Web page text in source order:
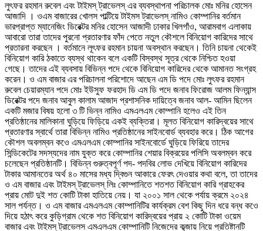
লুৎফর রহমান রুবেল এবং টাইমস্ ট্রাভেলস্ এর ব্যবস্থাপনা পরিচালক মোঃ মনির হোসেন
আজাদি । ওএম বাজারের খোলস পাল্টিয়ে টাইমস ট্রাভেলস্ নামিও কোম্পানির বর্তমান
ভারপ্রাপ্ত ম্যানেজিং ডিরেক্টর মনির হোসেন আজাদী ঢাকার খিলগাঁও, আরামবাগ এলাকায়
আবারো তারা তাদের পুরনো প্রতারণার ফাঁদ পেতে নতুল কৌশলে বিনিয়োগ কারিদের সাথে
প্রতারনা করছেন । বর্তমানে লূৎফর রহমান চায়না অবস্থান করছেন। তিনি চায়না থেকেই
বিনিয়োগ কারি ঠকাতে ব্যস্থ থাকেন বলে একটি বিস্বস্থ সূত্র থেকে নিশ্চিত হওয়া
গেছে। তাদের এই ব্যবসায় বিভিন্ন পদে থেকে বিনিয়োগ কারিদের থেকে আমানত সংগ্রহ
করেন। ও এম বাজার এর পরিচালনা পরিশোদে আছেন এম ডি পদে মোঃ লুৎফর রহমান
রুবেল চেয়ারম্যান পদে মোঃ ইউসুফ ফরহাদ ডি এম ডি পদে জনাব ফিরোজ আলম ফিন্যান্স
ডিরেক্টর পদে জনাব আবুল কালাম আজাদ প্রশাসনিক দায়িত্বে জনাব আল- আমিন ছিলেন
একটি মজার বিষয় হলো ৩ টি ভিন্ন নামিও এমএলএম কোম্পানি হলেও এই তিন
প্রতিষ্ঠানের মালিকানা ঘুড়িয়ে ফিড়িয়ে একই ব্যক্তিরা। মূলত বিনিয়োগ কারিদ্বয়ের সাথে
প্রতারণার স্বার্থে তারা বিভিন্ন নামিও প্রতিষ্ঠানের সাইনবোর্ড ব্যবহার করে। ঠিক আগের
কৌশল অবলম্বন কওে এমএলএম কোম্পানির সাইনবোর্ডে ঘুড়িয়ে ফিরিয়ে তাদের
সিন্ডিকেটের সদস্যদের নাম যুক্ত করে কোম্পানির শেয়ার বিক্রয়ের পলিসি অবলম্বন করে
চলেছেন প্রতিষ্ঠানটি। বিভিন্ন গুরুত্বপূর্ণ পদ- পদবির লোভ দেখিয়ে বিনিয়োগ কারিদের
টাকার আমানতের অর্থ ৪০ মাসের মধ্য দ্বিগুন আকারে ফেরৎ দেওয়ার কথা বলে, তা তাদের
ও এম বাজার এবং টাইমস্ ট্রাভেলস্ লিঃ কোম্পানিতে শতশত বিনিয়োগ কারি গ্রাহকের
প্রায় মোট দুই শত কোটি টাকা হাতিয়ে নেয়। যা ২০০১ সাল থেকে পর্যায় ক্রমে ২০২৪
সাল পর্যন্ত। ও এম বাজার এমএলএম কোম্পানিটির কার্যক্রম বেশ কিছু দিন ধরে বন্ধ কওে
দিয়ে হঠাৎ করে কুড়িগ্রাম থেকে শত বিনিয়োগ কারিদ্বয়ের প্রায় ২ কোটি টাকা ওয়েম
বাজার এবং টাইমস্ ট্রাভেলস এমএলএম কোম্পানিটি নিজেদের কব্জায় নিয়ে প্রতিষ্টানটি